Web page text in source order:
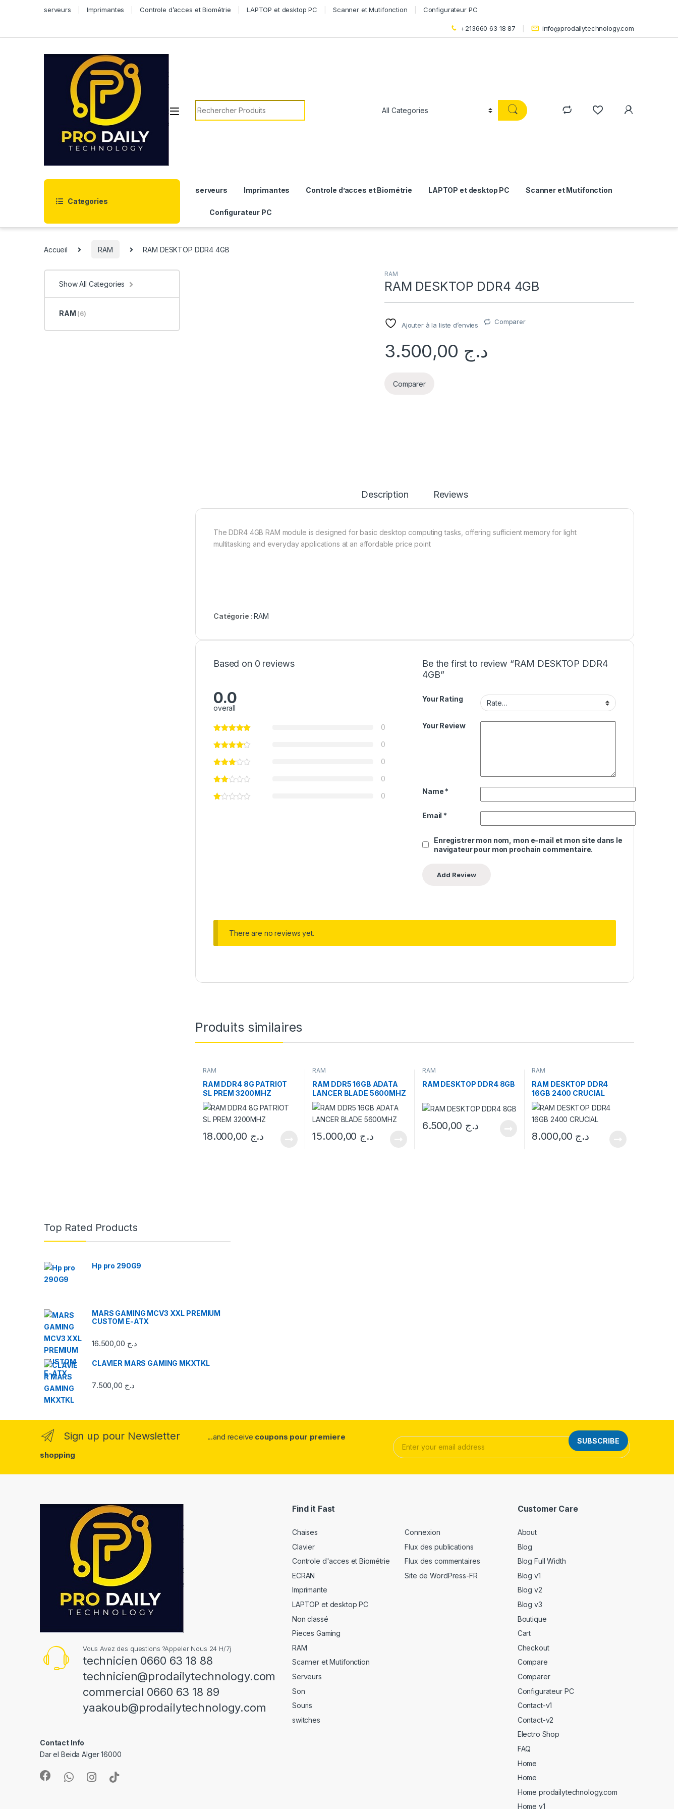
serveurs Imprimantes Controle d’acces et Biométrie LAPTOP et desktop PC Scanner et Mutifonction Configurateur PC
+213660 63 18 87 info@prodailytechnology.com
Search for:
Categories
serveurs Imprimantes Controle d’acces et Biométrie LAPTOP et desktop PC Scanner et Mutifonction
Configurateur PC
Accueil RAM RAM DESKTOP DDR4 4GB
RAM
RAM DESKTOP DDR4 4GB
Ajouter à la liste d’envies Comparer
د.ج
Comparer
Description Reviews
The DDR4 4GB RAM module is designed for basic desktop computing tasks, offering sufficient memory for light
multitasking and everyday applications at an affordable price point
Catégorie :RAM
Based on 0 reviews
0.0
overall
0
0
0
0
0
Be the first to review “RAM DESKTOP DDR4
4GB”
Your Rating
Your Review
Name *
Email *
Enregistrer mon nom, mon e-mail et mon site dans le
navigateur pour mon prochain commentaire.
There are no reviews yet.
Produits similaires
RAM
RAM DDR4 8G PATRIOT
SL PREM 3200MHZ
د.ج
RAM
RAM DDR5 16GB ADATA
LANCER BLADE 5600MHZ
د.ج
RAM
RAM DESKTOP DDR4 8GB
د.ج
RAM
RAM DESKTOP DDR4
16GB 2400 CRUCIAL
د.ج
Show All Categories
RAM (6)
Top Rated Products
Hp pro 290G9
MARS GAMING MCV3 XXL PREMIUM
CUSTOM E-ATX
د.ج
CLAVIER MARS GAMING MKXTKL
د.ج
Sign up pour Newsletter ...and receive coupons pour premiere
shopping
E
m
a
l
SUBSCRIBE
Vous Avez des questions ?Appeler Nous 24 H/7j
technicien 0660 63 18 88
technicien@prodailytechnology.com
commercial 0660 63 18 89
yaakoub@prodailytechnology.com
Contact Info
Dar el Beida Alger 16000
Find it Fast
Chaises
Clavier
Controle d'acces et Biométrie
ECRAN
Imprimante
LAPTOP et desktop PC
Non classé
Pieces Gaming
RAM
Scanner et Mutifonction
Serveurs
Son
Souris
switches
Connexion
Flux des publications
Flux des commentaires
Site de WordPress-FR
Customer Care
About
Blog
Blog Full Width
Blog v1
Blog v2
Blog v3
Boutique
Cart
Checkout
Compare
Comparer
Configurateur PC
Contact-v1
Contact-v2
Electro Shop
FAQ
Home
Home
Home prodailytechnology.com
Home v1